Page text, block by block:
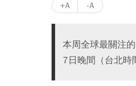
+A -A
本周全球最關注
7日晚間（台北時